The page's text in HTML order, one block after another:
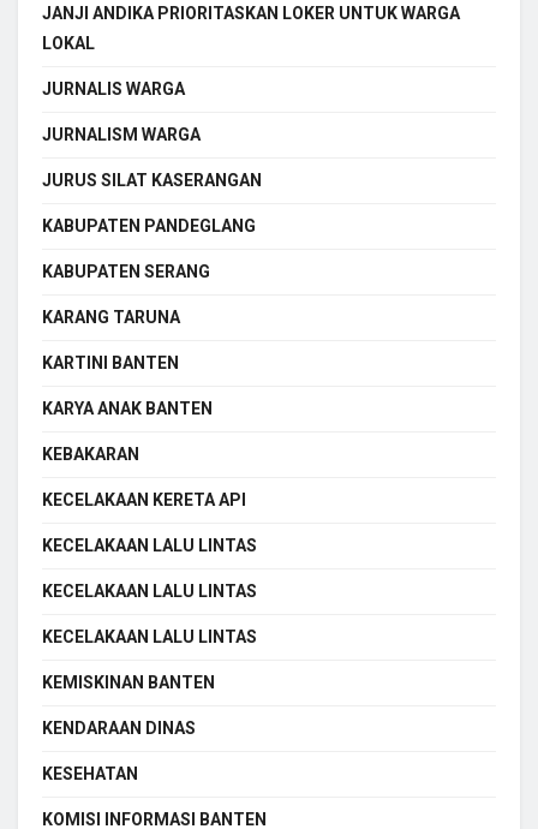
JANJI ANDIKA PRIORITASKAN LOKER UNTUK WARGA
LOKAL
JURNALIS WARGA
JURNALISM WARGA
JURUS SILAT KASERANGAN
KABUPATEN PANDEGLANG
KABUPATEN SERANG
KARANG TARUNA
KARTINI BANTEN
KARYA ANAK BANTEN
KEBAKARAN
KECELAKAAN KERETA API
KECELAKAAN LALU LINTAS
KECELAKAAN LALU LINTAS
KECELAKAAN LALU LINTAS
KEMISKINAN BANTEN
KENDARAAN DINAS
KESEHATAN
KOMISI INFORMASI BANTEN